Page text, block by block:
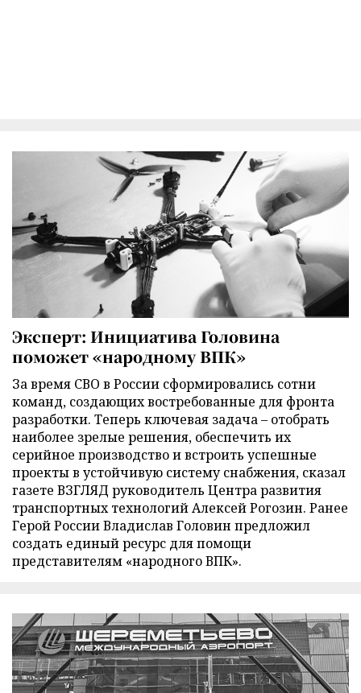
Эксперт: Инициатива Головина
поможет «народному ВПК»
За время СВО в России сформировались сотни
команд, создающих востребованные для фронта
разработки. Теперь ключевая задача – отобрать
наиболее зрелые решения, обеспечить их
серийное производство и встроить успешные
проекты в устойчивую систему снабжения, сказал
газете ВЗГЛЯД руководитель Центра развития
транспортных технологий Алексей Рогозин. Ранее
Герой России Владислав Головин предложил
создать единый ресурс для помощи
представителям «народного ВПК».